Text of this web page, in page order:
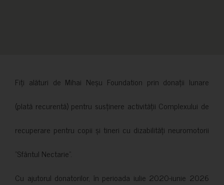
Fiți alături de Mihai Neșu Foundation prin donații lunare
(plată recurentă) pentru susținere activității Complexului de
recuperare pentru copii și tineri cu dizabilități neuromotorii
”Sfântul Nectarie”.
Cu ajutorul donatorilor, în perioada iulie 2020-iunie 2026